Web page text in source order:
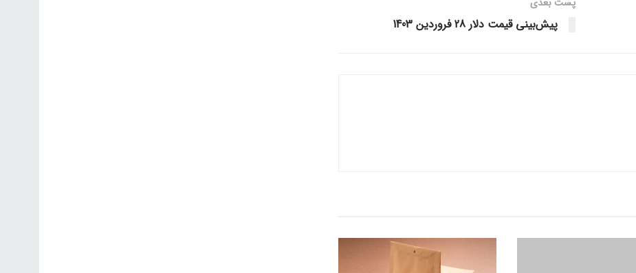
پیش‌بینی قیمت دلار 28 فروردین 1403